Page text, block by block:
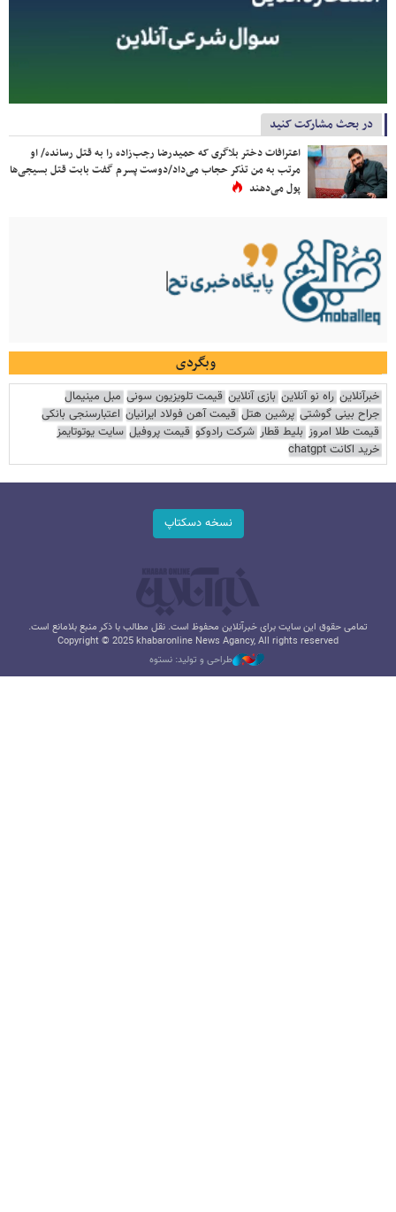
در بحث مشارکت کنید
اعترافات دختر بلاگری که حمیدرضا رجب‌زاده را به قتل رسانده/ او
مرتب به من تذکر حجاب می‌داد/دوست پسرم گفت بابت قتل بسیجی‌ها
پول می‌دهند
وبگردی
خبرآنلاین راه نو آنلاین بازی آنلاین قیمت تلویزیون سونی مبل مینیمال
جراح بینی گوشتی پرشین هتل قیمت آهن فولاد ایرانیان اعتبارسنجی بانکی
قیمت طلا امروز بلیط قطار شرکت رادوکو قیمت پروفیل سایت یوتوتایمز
خرید اکانت chatgpt
نسخه دسکتاپ
تمامی حقوق این سایت برای خبرآنلاین محفوظ است. نقل مطالب با ذکر منبع بلامانع است.
Copyright © 2025 khabaronline News Agancy, All rights reserved
طراحی و تولید: نستوه